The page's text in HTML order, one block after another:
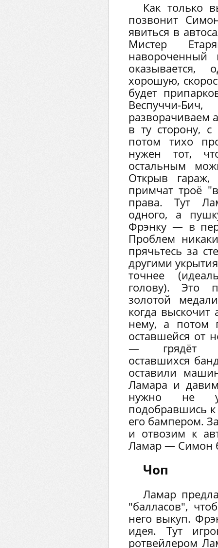
Как только
позвонит
явиться в
Мистер
навороченный
оказывается,
хорошую,
будет
Веспуччи-
разворачиваем
в ту сторону,
потом тихо
нужен тот,
остальным
Открыв
примчат троё
права. Тут
одного, а
Фрэнку — в
Проблем
прячьтесь за
другими
точнее
голову). Это
золотой
когда выскочит
нему, а потом
оставшейся от
— грядёт
оставшихся
оставили
Ламара и
нужно не
подобравшись
его бампером.
и отвозим к
Ламар — Симон
Чоп
Ламар
"балласов",
него выкуп.
идея. Тут
ротвейлером